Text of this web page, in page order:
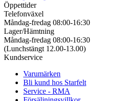
Öppettider
Telefonväxel
Måndag-fredag 08:00-16:30
Lager/Hämtning
Måndag-fredag 08:00-16:30
(Lunchstängt 12.00-13.00)
Kundservice
Varumärken
Bli kund hos Starfelt
Service - RMA